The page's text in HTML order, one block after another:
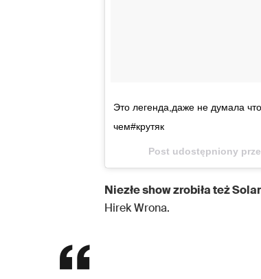
Это легенда,даже не думала
чем#крутяк
Post udostępniony
Niezłe show zrobiła też
Hirek Wrona.